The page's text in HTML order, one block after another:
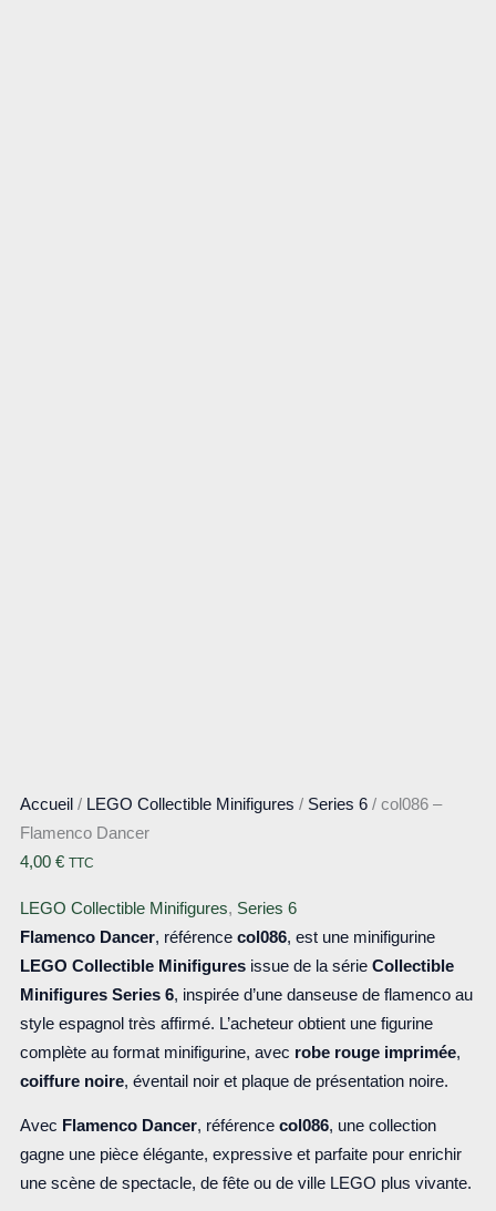
Accueil / LEGO Collectible Minifigures / Series 6/ col086 –
Flamenco Dancer
4,00 € TTC
LEGO Collectible Minifigures, Series 6
Flamenco Dancer, référence col086, est une minifigurine
LEGO Collectible Minifiguresissue de la série Collectible
Minifigures Series 6, inspirée d’une danseuse de flamenco au
style espagnol très affirmé. L’acheteur obtient une figurine
complète au format minifigurine, avec robe rouge imprimée,
coiffure noire, éventail noir et plaque de présentation noire.
Avec Flamenco Dancer, référence col086, une collection
gagne une pièce élégante, expressive et parfaite pour enrichir
une scène de spectacle, de fête ou de ville LEGO plus vivante.